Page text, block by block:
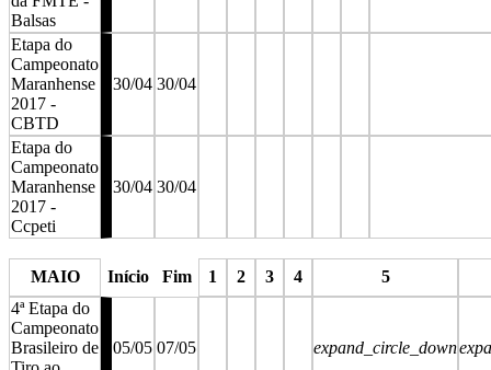
Balsas
Etapa do
Campeonato
Maranhense
2017 -
CBTD
30/04 30/04
Etapa do
Campeonato
Maranhense
2017 -
Ccpeti
30/04 30/04
MAIO
Início Fim 1 2 3 4
5
4ª Etapa do
Campeonato
Brasileiro de
05/05 07/05 expand_circle_down